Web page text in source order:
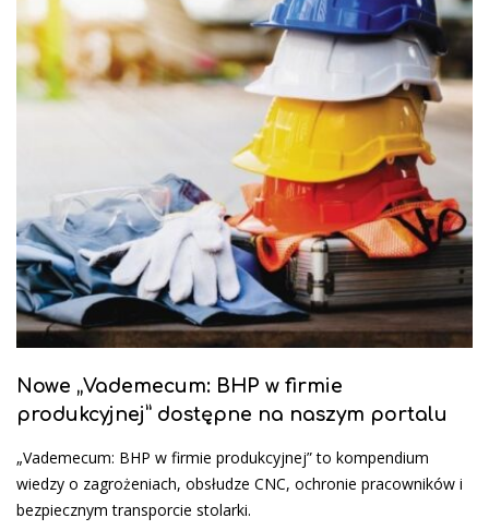
Nowe „Vademecum: BHP w firmie
produkcyjnej” dostępne na naszym portalu
„Vademecum: BHP w firmie produkcyjnej” to kompendium
wiedzy o zagrożeniach, obsłudze CNC, ochronie pracowników i
bezpiecznym transporcie stolarki.